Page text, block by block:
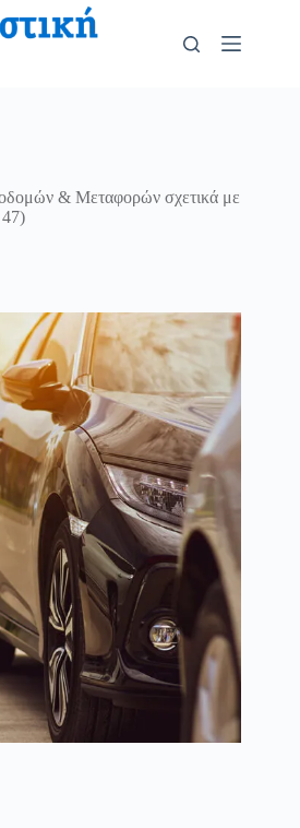
& Μεταφορών σχετικά με